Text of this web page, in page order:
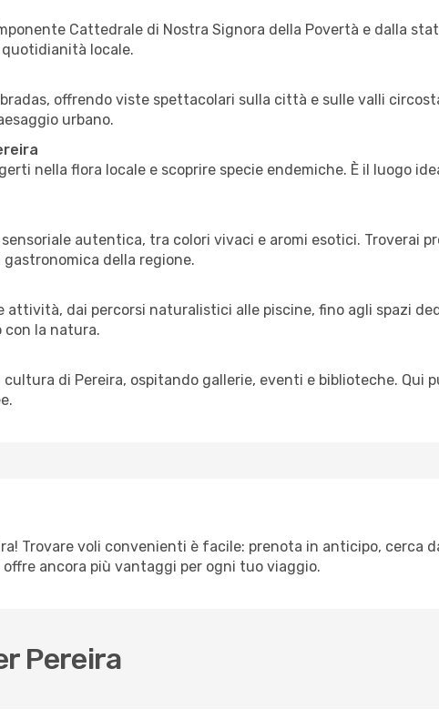
Cattedrale di Nostra Signora della Povertà e dalla
locale.
offrendo viste spettacolari sulla città e sulle valli
urbano.
nella flora locale e scoprire specie endemiche. È il luogo
autentica, tra colori vivaci e aromi esotici. Troverai
della regione.
dai percorsi naturalistici alle piscine, fino agli spazi
la natura.
di Pereira, ospitando gallerie, eventi e biblioteche. Qui
Trovare voli convenienti è facile: prenota in anticipo, cerca
ancora più vantaggi per ogni tuo viaggio.
Pereira